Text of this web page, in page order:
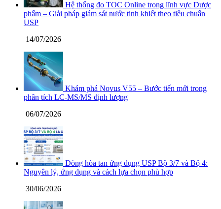
Hệ thống đo TOC Online trong lĩnh vực Dược
phẩm – Giải pháp giám sát nước tinh khiết theo tiêu chuẩn
USP
14/07/2026
Khám phá Novus V55 – Bước tiến mới trong
phân tích LC-MS/MS định lượng
06/07/2026
Dòng hòa tan ứng dụng USP Bộ 3/7 và Bộ 4:
Nguyên lý, ứng dụng và cách lựa chọn phù hợp
30/06/2026